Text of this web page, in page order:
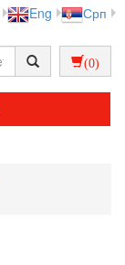
Eng Срп
(0)